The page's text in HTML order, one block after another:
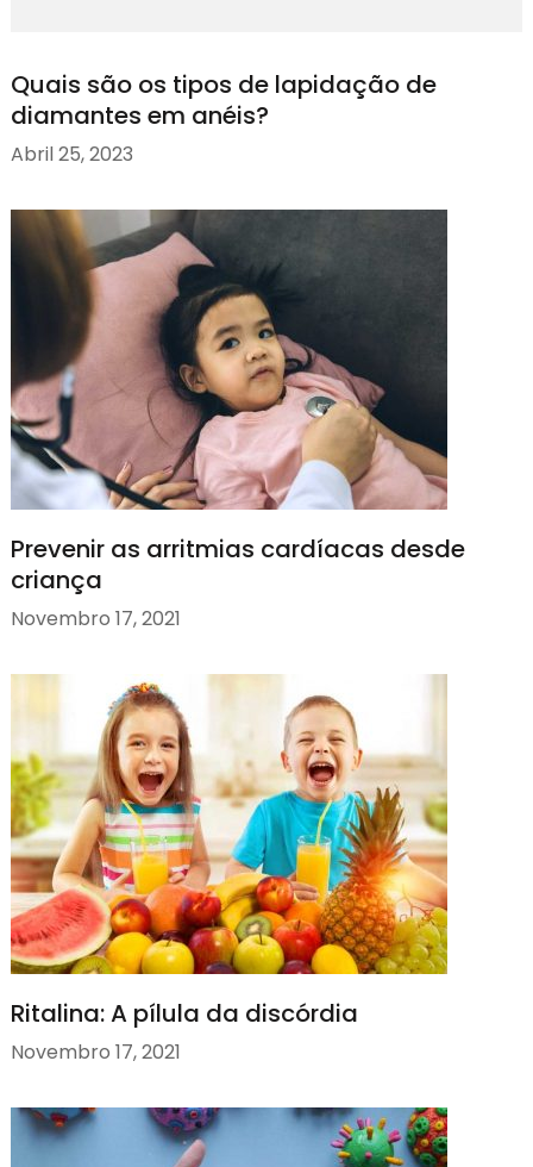
Quais são os tipos de lapidação de
diamantes em anéis?
Abril 25, 2023
Prevenir as arritmias cardíacas desde
criança
Novembro 17, 2021
Ritalina: A pílula da discórdia
Novembro 17, 2021